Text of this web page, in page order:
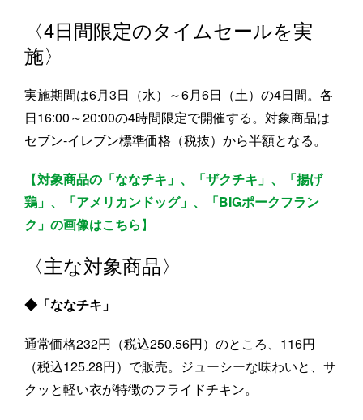
〈4日間限定のタイムセールを実
施〉
実施期間は6月3日（水）～6月6日（土）の4日間。各
日16:00～20:00の4時間限定で開催する。対象商品は
セブン‐イレブン標準価格（税抜）から半額となる。
【対象商品の「ななチキ」、「ザクチキ」、「揚げ
鶏」、「アメリカンドッグ」、「BIGポークフラン
ク」の画像はこちら】
〈主な対象商品〉
◆「ななチキ」
通常価格232円（税込250.56円）のところ、116円
（税込125.28円）で販売。ジューシーな味わいと、サ
クッと軽い衣が特徴のフライドチキン。